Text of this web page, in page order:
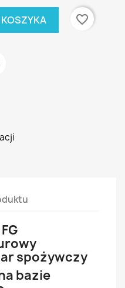
favorite_border
spożywczy
bazie